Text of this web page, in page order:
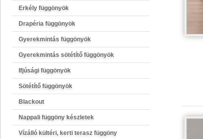
Erkély függönyök
Drapéria függönyök
Gyerekmintás függönyök
Gyerekmintás sötétítő függönyök
Ifjúsági függönyök
Sötétítő függönyök
Blackout
Nappali függöny készletek
Vízálló kültéri, kerti terasz függöny